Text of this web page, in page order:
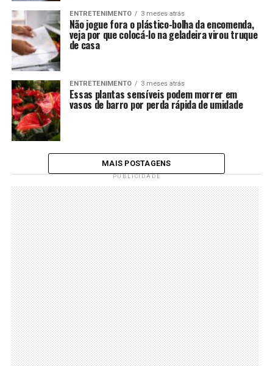
ENTRETENIMENTO 3 meses atrás
Não jogue fora o plástico-bolha da encomenda,
veja por que colocá-lo na geladeira virou truque
de casa
ENTRETENIMENTO 3 meses atrás
Essas plantas sensíveis podem morrer em
vasos de barro por perda rápida de umidade
MAIS POSTAGENS
PUBLICIDADE